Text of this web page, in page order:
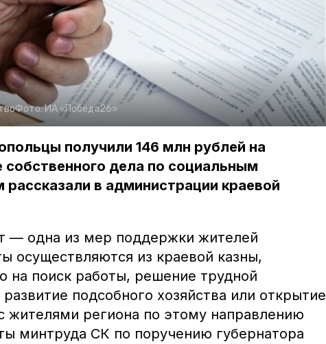
Фото:ИА «Победа26»
получили 146 млн рублей на
собственного дела по социальным
в администрации краевой
— одна из мер поддержки жителей
осуществляются из краевой казны,
на поиск работы, решение трудной
подсобного хозяйства или открытие
жителями региона по этому направлению
минтруда СК по поручению губернатора